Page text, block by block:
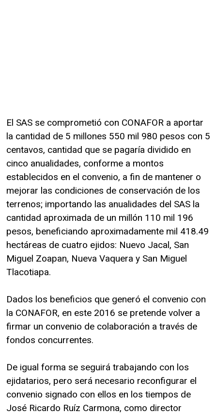
El SAS se comprometió con CONAFOR a aportar
la cantidad de 5 millones 550 mil 980 pesos con 5
centavos, cantidad que se pagaría dividido en
cinco anualidades, conforme a montos
establecidos en el convenio, a fin de mantener o
mejorar las condiciones de conservación de los
terrenos; importando las anualidades del SAS la
cantidad aproximada de un millón 110 mil 196
pesos, beneficiando aproximadamente mil 418.49
hectáreas de cuatro ejidos: Nuevo Jacal, San
Miguel Zoapan, Nueva Vaquera y San Miguel
Tlacotiapa.
Dados los beneficios que generó el convenio con
la CONAFOR, en este 2016 se pretende volver a
firmar un convenio de colaboración a través de
fondos concurrentes.
De igual forma se seguirá trabajando con los
ejidatarios, pero será necesario reconfigurar el
convenio signado con ellos en los tiempos de
José Ricardo Ruíz Carmona, como director